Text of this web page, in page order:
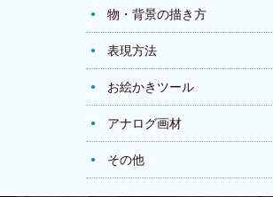
物・背景の描き方
表現方法
お絵かきツール
アナログ画材
その他